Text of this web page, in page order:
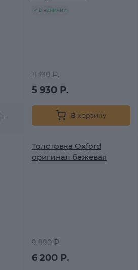
в наличии
11 190 Р.
5 930 Р.
В корзину
Толстовка Oxford
оригинал бежевая
9 990 Р.
6 200 Р.